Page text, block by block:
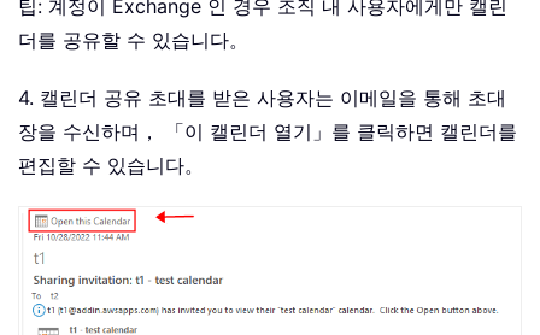
팁: 계정이 Exchange 인 경우 조직 내 사용자에게만 캘린
더를 공유할 수 있습니다。
4. 캘린더 공유 초대를 받은 사용자는 이메일을 통해 초대
장을 수신하며， 「이 캘린더 열기」를 클릭하면 캘린더를
편집할 수 있습니다。